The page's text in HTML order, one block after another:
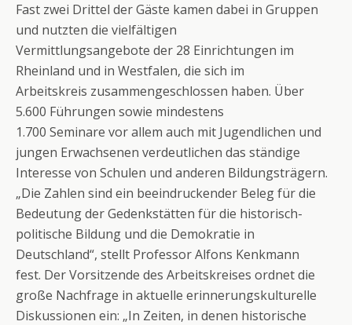
Fast zwei Drittel der Gäste kamen dabei in Gruppen
und nutzten die vielfältigen
Vermittlungsangebote der 28 Einrichtungen im
Rheinland und in Westfalen, die sich im
Arbeitskreis zusammengeschlossen haben. Über
5.600 Führungen sowie mindestens
1.700 Seminare vor allem auch mit Jugendlichen und
jungen Erwachsenen verdeutlichen das ständige
Interesse von Schulen und anderen Bildungsträgern.
„Die Zahlen sind ein beeindruckender Beleg für die
Bedeutung der Gedenkstätten für die historisch-
politische Bildung und die Demokratie in
Deutschland“, stellt Professor Alfons Kenkmann
fest. Der Vorsitzende des Arbeitskreises ordnet die
große Nachfrage in aktuelle erinnerungskulturelle
Diskussionen ein: „In Zeiten, in denen historische